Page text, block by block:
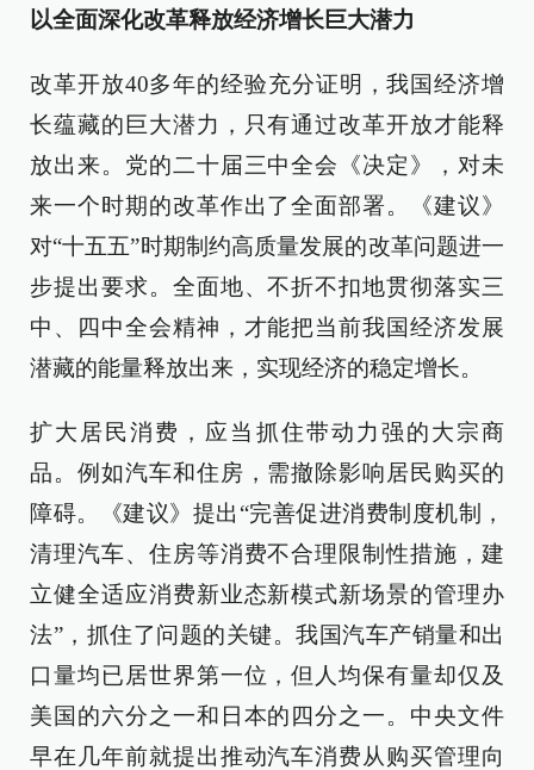
以全面深化改革释放经济增长巨大潜力
改革开放40多年的经验充分证明，我国经济增
长蕴藏的巨大潜力，只有通过改革开放才能释
放出来。党的二十届三中全会《决定》，对未
来一个时期的改革作出了全面部署。《建议》
对“十五五”时期制约高质量发展的改革问题进一
步提出要求。全面地、不折不扣地贯彻落实三
中、四中全会精神，才能把当前我国经济发展
潜藏的能量释放出来，实现经济的稳定增长。
扩大居民消费，应当抓住带动力强的大宗商
品。例如汽车和住房，需撤除影响居民购买的
障碍。《建议》提出“完善促进消费制度机制，
清理汽车、住房等消费不合理限制性措施，建
立健全适应消费新业态新模式新场景的管理办
法”，抓住了问题的关键。我国汽车产销量和出
口量均已居世界第一位，但人均保有量却仅及
美国的六分之一和日本的四分之一。中央文件
早在几年前就提出推动汽车消费从购买管理向